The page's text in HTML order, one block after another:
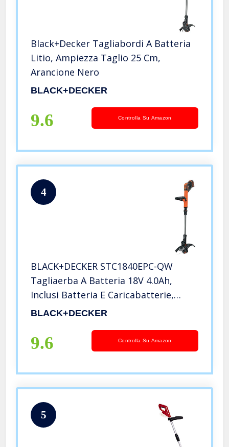
Black+Decker Tagliabordi A Batteria
Litio, Ampiezza Taglio 25 Cm,
Arancione Nero
BLACK+DECKER
9.6 Controlla Su Amazon
4
BLACK+DECKER STC1840EPC-QW
Tagliaerba A Batteria 18V 4.0Ah,
Inclusi Batteria E Caricabatterie,
Arancione Nero, 105 X 26.5 X 14.5 Cm
BLACK+DECKER
9.6 Controlla Su Amazon
5